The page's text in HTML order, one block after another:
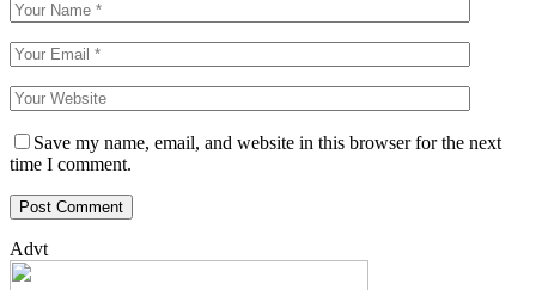
Save my name, email, and website in this browser for the next
time I comment.
Advt